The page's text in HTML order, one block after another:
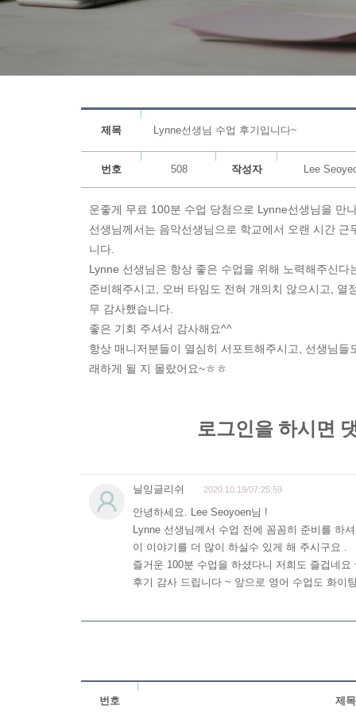
제목 Lynne선생님 수업 후기입니다~
번호 508 작성자 Lee
운좋게 무료 100분 수업 당첨으로 Lynne선생님을 만
선생님께서는 음악선생님으로 학교에서 오랜 시간
니다.
Lynne 선생님은 항상 좋은 수업을 위해 노력해주신
준비해주시고, 오버 타임도 전혀 개의치 않으시고,
무 감사했습니다.
좋은 기회 주셔서 감사해요^^
항상 매니저분들이 열심히 서포트해주시고, 선생님
래하게 될 지 몰랐어요~ㅎㅎ